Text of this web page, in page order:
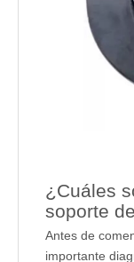
¿Cuáles
soporte
Antes de
importante